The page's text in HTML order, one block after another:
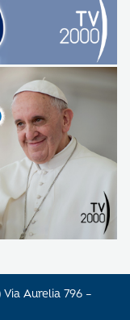
Via Aurelia 796 –